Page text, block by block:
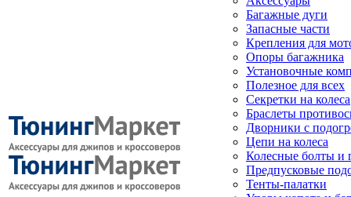
Багажные дуги
Запасные части
Крепления для
Опоры багажника
Установочные
Полезное для всех
Секретки на колеса
Браслеты
Дворники с
Цепи на колеса
Колесные болты и
Предпусковые
Тенты-палатки